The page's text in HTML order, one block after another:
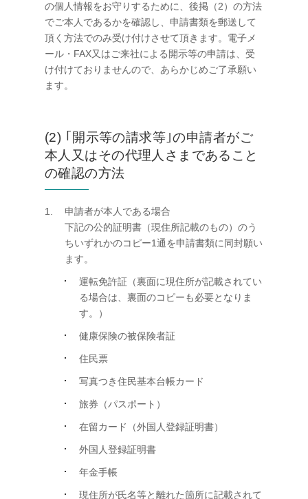
の個人情報をお守りするために、後掲（2）の方法
でご本人であるかを確認し、申請書類を郵送して
頂く方法でのみ受け付けさせて頂きます。電子メ
ール・FAX又はご来社による開示等の申請は、受
け付けておりませんので、あらかじめご了承願い
ます。
(2) ｢開示等の請求等｣の申請者がご
本人又はその代理人さまであること
の確認の方法
申請者が本人である場合
下記の公的証明書（現住所記載のもの）のう
ちいずれかのコピー1通を申請書類に同封願い
ます。
運転免許証（裏面に現住所が記載されてい
る場合は、裏面のコピーも必要となりま
す。）
健康保険の被保険者証
住民票
写真つき住民基本台帳カード
旅券（パスポート）
在留カード（外国人登録証明書）
外国人登録証明書
年金手帳
現住所が氏名等と離れた箇所に記載されて